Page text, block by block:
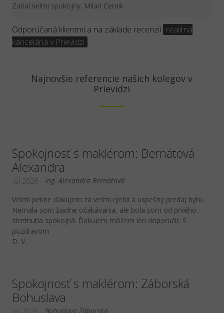
Zatial velmi spokojny. Milan Cernik
Odporúčaná klientmi a na základe recenzií realitná
kancelária v Prievidzi
Najnovšie referencie našich kolegov v
Prievidzi
Spokojnosť s maklérom: Bernátová
Alexandra
Ing. Alexandra Bernátová
júl 2026
Veľmi pekne ďakujem za veľmi rýchli a uspešný predaj bytu.
Nemala som žiadne očakávania, ale bola som od prvého
stretnutia spokojná. Ďakujem môžem len doporučiť. S
pozdravom
D. V.
Spokojnosť s maklérom: Záborská
Bohuslava
Bohuslava Záborská